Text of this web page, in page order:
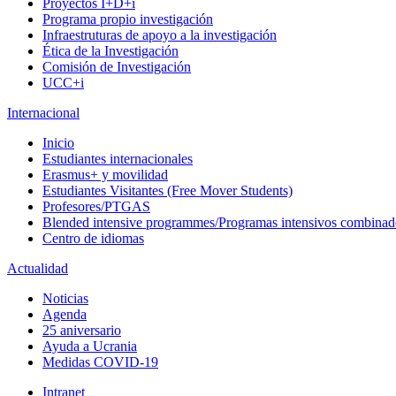
Proyectos I+D+i
Programa propio investigación
Infraestruturas de apoyo a la investigación
Ética de la Investigación
Comisión de Investigación
UCC+i
Internacional
Inicio
Estudiantes internacionales
Erasmus+ y movilidad
Estudiantes Visitantes (Free Mover Students)
Profesores/PTGAS
Blended intensive programmes/Programas intensivos
Centro de idiomas
Actualidad
Noticias
Agenda
25 aniversario
Ayuda a Ucrania
Medidas COVID-19
Intranet